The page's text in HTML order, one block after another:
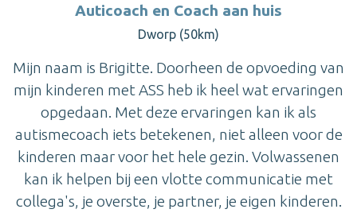
Auticoach en Coach aan huis
Dworp (50km)
Mijn naam is Brigitte. Doorheen de opvoeding van
mijn kinderen met ASS heb ik heel wat ervaringen
opgedaan. Met deze ervaringen kan ik als
autismecoach iets betekenen, niet alleen voor de
kinderen maar voor het hele gezin. Volwassenen
kan ik helpen bij een vlotte communicatie met
collega's, je overste, je partner, je eigen kinderen.